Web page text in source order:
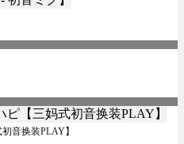
音换装PLAY】